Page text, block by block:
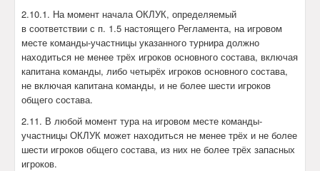
2.10.1. На момент начала ОКЛУК, определяемый
в соответствии с п. 1.5 настоящего Регламента, на игровом
месте команды-участницы указанного турнира должно
находиться не менее трёх игроков основного состава, включая
капитана команды, либо четырёх игроков основного состава,
не включая капитана команды, и не более шести игроков
общего состава.
2.11. В любой момент тура на игровом месте команды-
участницы ОКЛУК может находиться не менее трёх и не более
шести игроков общего состава, из них не более трёх запасных
игроков.